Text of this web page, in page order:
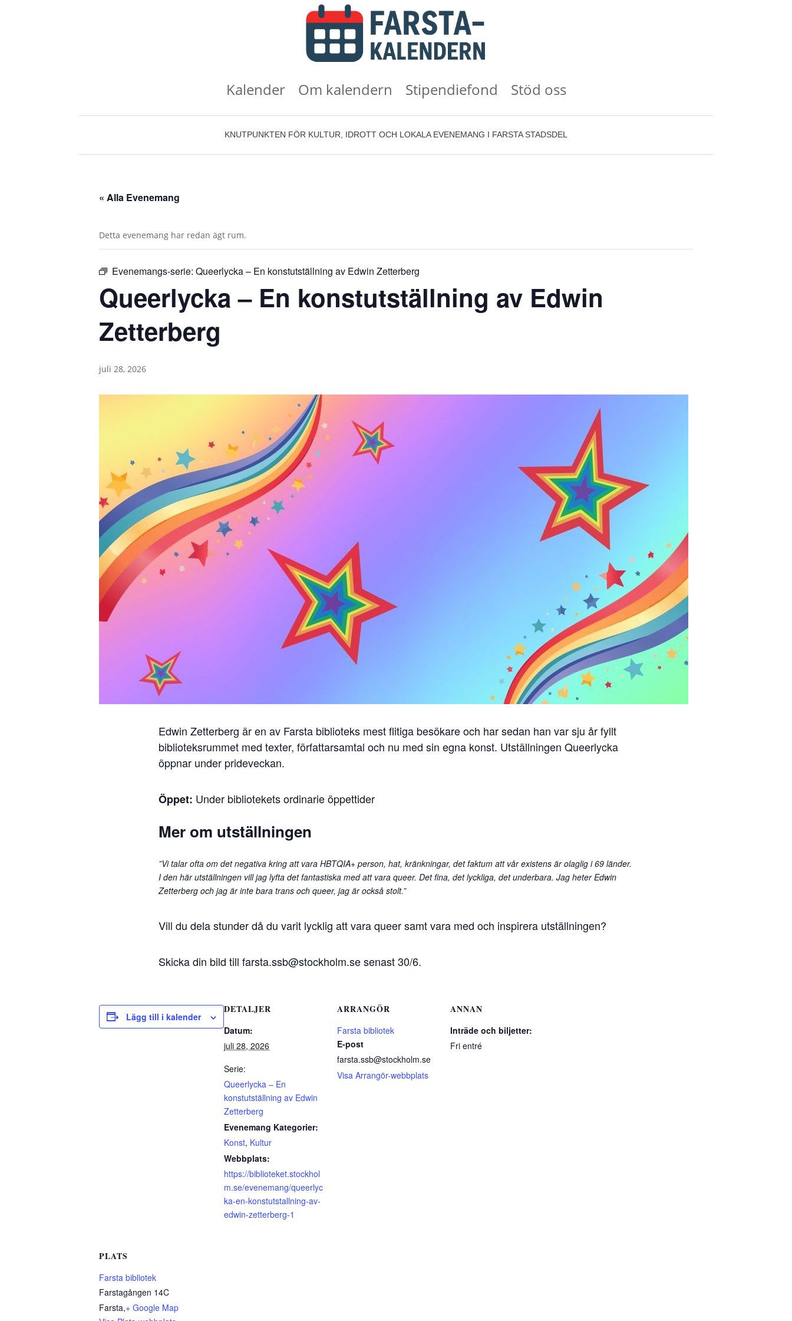
Kalender Om kalendern Stipendiefond Stöd oss
KNUTPUNKTEN FÖR KULTUR, IDROTT OCH LOKALA EVENEMANG I FARSTA STADSDEL
« Alla Evenemang
Detta evenemang har redan ägt rum.
Evenemangs-serie: Queerlycka – En konstutställning av Edwin Zetterberg
Queerlycka – En konstutställning av Edwin
Zetterberg
juli 28, 2026
Edwin Zetterberg är en av Farsta biblioteks mest flitiga besökare och har sedan han var sju år fyllt
biblioteksrummet med texter, författarsamtal och nu med sin egna konst. Utställningen Queerlycka
öppnar under prideveckan.
Öppet: Under bibliotekets ordinarie öppettider
Mer om utställningen
”Vi talar ofta om det negativa kring att vara HBTQIA+ person, hat, kränkningar, det faktum att vår existens är olaglig i 69 länder.
I den här utställningen vill jag lyfta det fantastiska med att vara queer. Det fina, det lyckliga, det underbara. Jag heter Edwin
Zetterberg och jag är inte bara trans och queer, jag är också stolt.”
Vill du dela stunder då du varit lycklig att vara queer samt vara med och inspirera utställningen?
Skicka din bild till farsta.ssb@stockholm.se senast 30/6.
Lägg till i kalender
DETALJER
Datum:
juli 28, 2026
Serie:
Queerlycka – En
konstutställning av Edwin
Zetterberg
Evenemang Kategorier:
Konst, Kultur
Webbplats:
https://biblioteket.stockhol
m.se/evenemang/queerlyc
ka-en-konstutstallning-av-
edwin-zetterberg-1
ARRANGÖR
Farsta bibliotek
E-post
farsta.ssb@stockholm.se
Visa Arrangör-webbplats
ANNAN
Inträde och biljetter:
Fri entré
PLATS
Farsta bibliotek
Farstagången 14C
Farsta,+ Google Map